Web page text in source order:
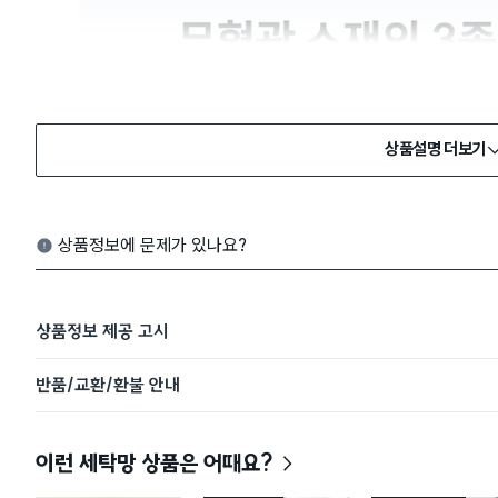
상품설명 더보기
상품정보에 문제가 있나요?
상품정보 제공 고시
반품/교환/환불 안내
이런 세탁망 상품은 어때요?